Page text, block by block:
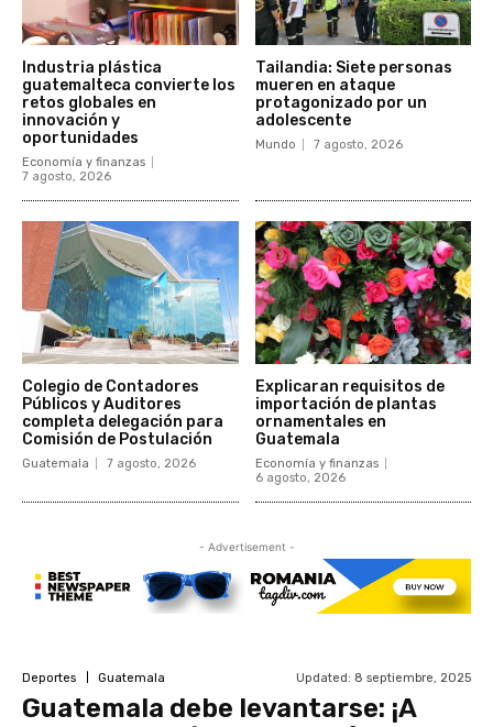
Industria plástica
guatemalteca convierte los
retos globales en
innovación y
oportunidades
Economía y finanzas
7 agosto, 2026
Tailandia: Siete personas
mueren en ataque
protagonizado por un
adolescente
Mundo 7 agosto, 2026
Colegio de Contadores
Públicos y Auditores
completa delegación para
Comisión de Postulación
Guatemala 7 agosto, 2026
Explicaran requisitos de
importación de plantas
ornamentales en
Guatemala
Economía y finanzas
6 agosto, 2026
- Advertisement -